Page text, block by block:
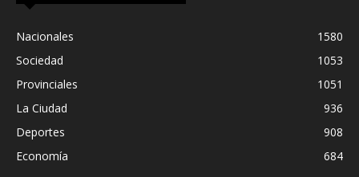
Nacionales
1580
Sociedad
1053
Provinciales
1051
La Ciudad
936
Deportes
908
Economía
684